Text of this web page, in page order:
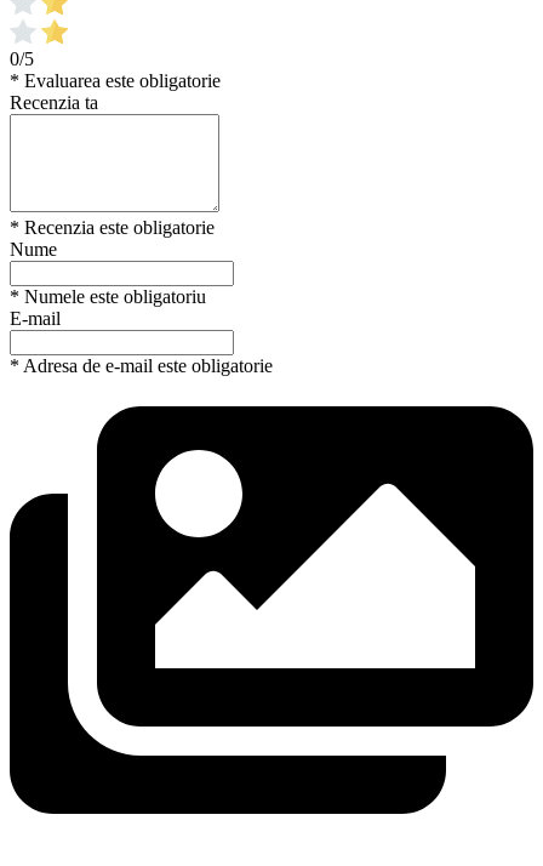
0/5
* Evaluarea este obligatorie
Recenzia ta
* Recenzia este obligatorie
Nume
* Numele este obligatoriu
E-mail
* Adresa de e-mail este obligatorie